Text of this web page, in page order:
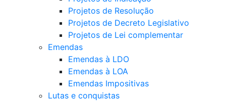
Projetos de Resolução
Projetos de Decreto Legislativo
Projetos de Lei complementar
Emendas
Emendas à LDO
Emendas à LOA
Emendas Impositivas
Lutas e conquistas